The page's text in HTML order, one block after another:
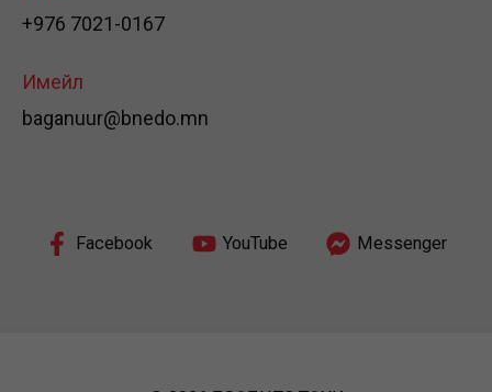
+976 7021-0167
Имейл
baganuur@bnedo.mn
Facebook YouTube Messenger